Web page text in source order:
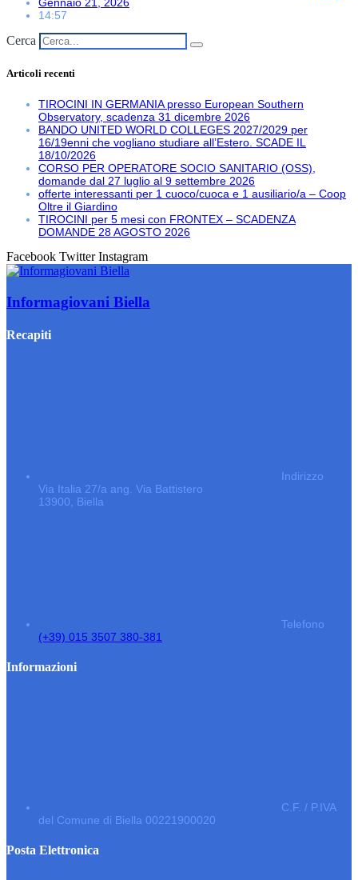
14:57
Cerca
Articoli recenti
TIROCINI IN GERMANIA presso European Southern
Observatory, scadenza 31 dicembre 2026
BANDO UNITED WORLD COLLEGES 2027/2029 per
16/19enni che vogliano studiare all’Estero. SCADE IL
18/10/2026
CORSO PER OPERATORE SOCIO SANITARIO (OSS),
domande dal 27 luglio al 9 settembre 2026
offerte interessanti per 1 cuoco/cuoca e 1 ausiliario/a – Coop
Oltre il Giardino
TIROCINI per 5 mesi con FRONTEX – SCADENZA
DOMANDE 28 AGOSTO 2026
Facebook Twitter Instagram
Informagiovani Biella
Recapiti
Indirizzo
Via Italia 27/a ang. Via Battistero
13900, Biella
Telefono
(+39) 015 3507 380-381
Informazioni
C.F. / P.IVA
del Comune di Biella 00221900020
Posta Elettronica